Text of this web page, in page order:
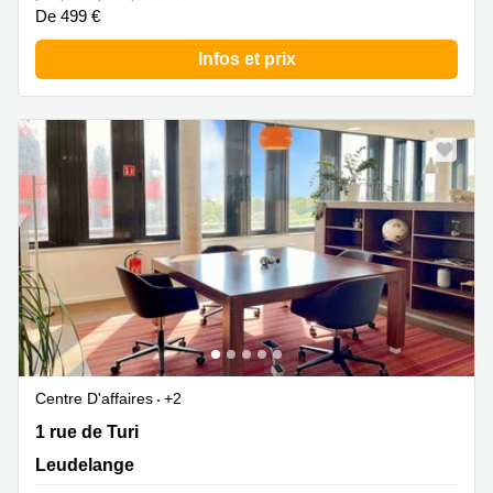
De 499 €
Infos et prix
Centre D'affaires
+2
1 rue de Turi, Leudelange
1 rue de Turi
Leudelange